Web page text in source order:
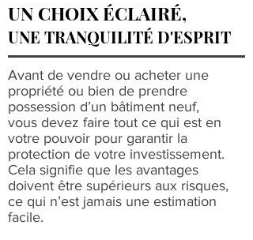
UN CHOIX ÉCLAIRÉ,
UNE TRANQUILITÉ D'ESPRIT
Avant de vendre ou acheter une
propriété ou bien de prendre
possession d’un bâtiment neuf,
vous devez faire tout ce qui est en
votre pouvoir pour garantir la
protection de votre investissement.
Cela signifie que les avantages
doivent être supérieurs aux risques,
ce qui n’est jamais une estimation
facile.